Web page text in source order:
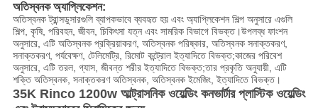
অতিস্বনক অ্যাপ্লিকেশন:
অতিস্বনক ট্রান্সডুসারগুলি ব্যাপকভাবে ব্যবহৃত হয় এবং অ্যাপ্লিকেশন শিল্প অনুসারে এগুলি
শিল্প, কৃষি, পরিবহন, জীবন, চিকিৎসা যত্ন এবং সামরিক বিভাগে বিভক্ত।উপলব্ধ ফাংশন
অনুসারে, এটি অতিস্বনক প্রক্রিয়াকরণ, অতিস্বনক পরিষ্কার, অতিস্বনক সনাক্তকরণ,
সনাক্তকরণ, পর্যবেক্ষণ, টেলিমেট্রি, রিমোট কন্ট্রোল ইত্যাদিতে বিভক্ত;কাজের পরিবেশ
অনুসারে, এটি তরল, গ্যাস, জীবন্ত শরীর ইত্যাদিতে বিভক্ত;তার প্রকৃতি অনুযায়ী, এটি
শক্তি অতিস্বনক, সনাক্তকরণ অতিস্বনক, অতিস্বনক ইমেজিং, ইত্যাদিতে বিভক্ত।
35K Rinco 1200w আল্ট্রাসনিক ওয়েল্ডিং কনভার্টার প্লাস্টিক ওয়েল্ডিং